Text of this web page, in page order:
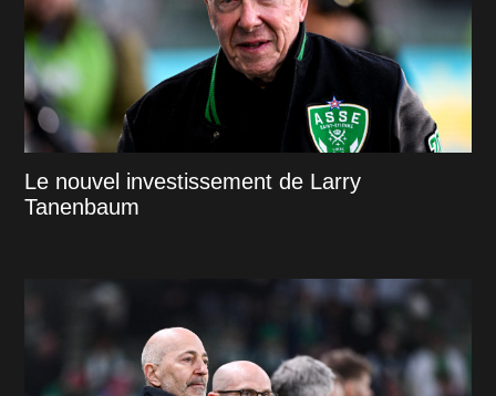
Le nouvel investissement de Larry
Tanenbaum